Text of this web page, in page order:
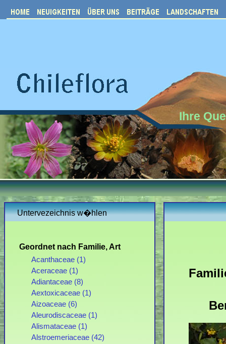
Ihre
Untervezeichnis w�hlen
Geordnet nach Familie, Art
Acanthaceae (1)
Aceraceae (1)
Adiantaceae (8)
Aextoxicaceae (1)
Aizoaceae (6)
Aleurodiscaceae (1)
Alismataceae (1)
Alstroemeriaceae (42)